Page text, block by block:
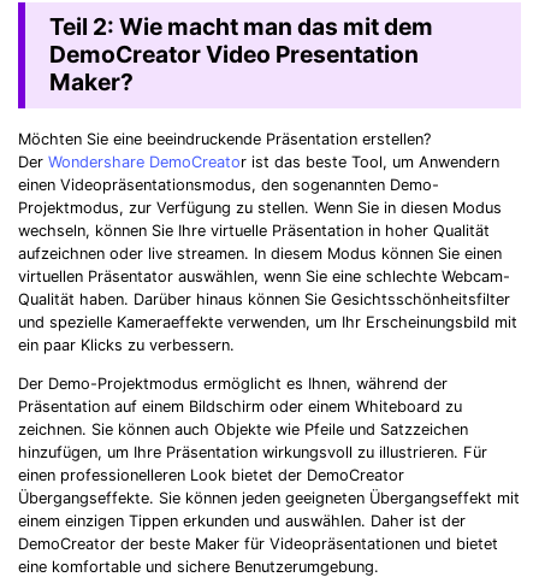
Teil 2: Wie macht man das mit dem
DemoCreator Video Presentation
Maker?
Möchten Sie eine beeindruckende Präsentation erstellen?
Der Wondershare DemoCreator ist das beste Tool, um Anwendern
einen Videopräsentationsmodus, den sogenannten Demo-
Projektmodus, zur Verfügung zu stellen. Wenn Sie in diesen Modus
wechseln, können Sie Ihre virtuelle Präsentation in hoher Qualität
aufzeichnen oder live streamen. In diesem Modus können Sie einen
virtuellen Präsentator auswählen, wenn Sie eine schlechte Webcam-
Qualität haben. Darüber hinaus können Sie Gesichtsschönheitsfilter
und spezielle Kameraeffekte verwenden, um Ihr Erscheinungsbild mit
ein paar Klicks zu verbessern.
Der Demo-Projektmodus ermöglicht es Ihnen, während der
Präsentation auf einem Bildschirm oder einem Whiteboard zu
zeichnen. Sie können auch Objekte wie Pfeile und Satzzeichen
hinzufügen, um Ihre Präsentation wirkungsvoll zu illustrieren. Für
einen professionelleren Look bietet der DemoCreator
Übergangseffekte. Sie können jeden geeigneten Übergangseffekt mit
einem einzigen Tippen erkunden und auswählen. Daher ist der
DemoCreator der beste Maker für Videopräsentationen und bietet
eine komfortable und sichere Benutzerumgebung.